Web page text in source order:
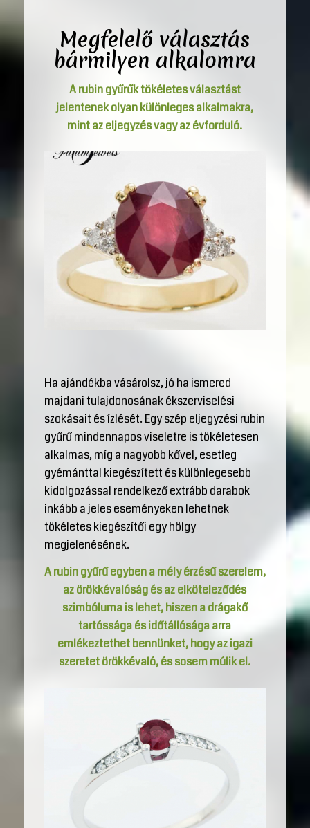
Megfelelő választás
bármilyen alkalomra
A rubin gyűrűk tökéletes választást
jelentenek olyan különleges alkalmakra,
mint az eljegyzés vagy az évforduló.
Ha ajándékba vásárolsz, jó ha ismered
majdani tulajdonosának ékszerviselési
szokásait és ízlését. Egy szép eljegyzési rubin
gyűrű mindennapos viseletre is tökéletesen
alkalmas, míg a nagyobb kővel, esetleg
gyémánttal kiegészített és különlegesebb
kidolgozással rendelkező extrább darabok
inkább a jeles eseményeken lehetnek
tökéletes kiegészítői egy hölgy
megjelenésének.
A rubin gyűrű egyben a mély érzésű szerelem,
az örökkévalóság és az elköteleződés
szimbóluma is lehet, hiszen a drágakő
tartóssága és időtállósága arra
emlékeztethet bennünket, hogy az igazi
szeretet örökkévaló, és sosem múlik el.